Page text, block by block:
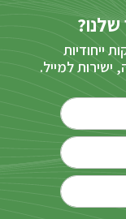
ייחודיות
למייל.